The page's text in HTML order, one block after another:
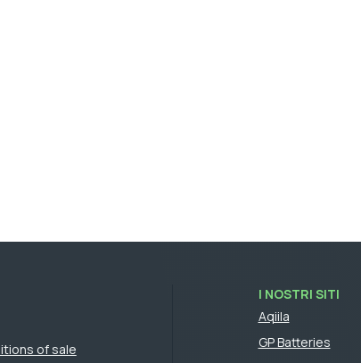
of sale
I NOSTRI SITI
Aqiila
GP Batteries